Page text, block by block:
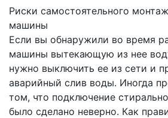
Риски самостоятельного
машины
Если вы обнаружили во время
машины вытекающую из нее
нужно выключить ее из сети и
аварийный слив воды. Иногда
том, что подключение
было сделано неверно. Как